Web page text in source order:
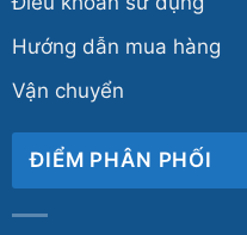
Hướng dẫn mua hàng
Vận chuyển
ĐIỂM PHÂN PHỐI